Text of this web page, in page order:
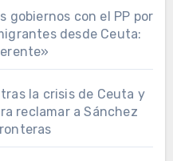
gobiernos con el PP por
desde Ceuta:
la crisis de Ceuta y
reclamar a Sánchez